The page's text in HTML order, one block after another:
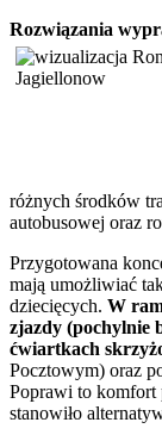
Rozwiązania
różnych środków
autobusowej oraz
Przygotowana
mają umożliwiać
dziecięcych. W
zjazdy (pochylnie
ćwiartkach
Pocztowym) oraz
Poprawi to komfort
stanowiło